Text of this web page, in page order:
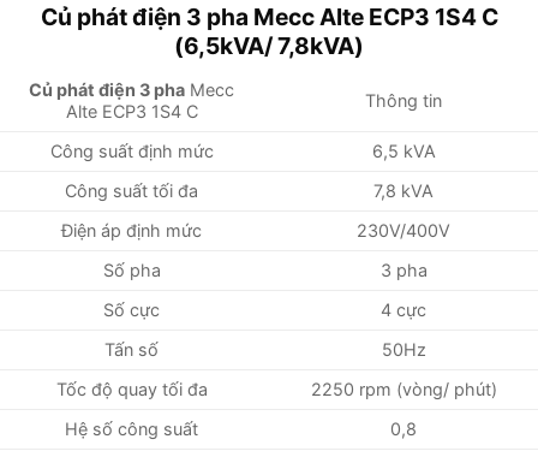
Củ phát điện 3 pha Mecc Alte ECP3 1S4 C
(6,5kVA/ 7,8kVA)
Củ phát điện 3 pha Mecc
Alte ECP3 1S4 C
Thông tin
Công suất định mức
6,5 kVA
Công suất tối đa
7,8 kVA
Điện áp định mức
230V/400V
Số pha
3 pha
Số cực
4 cực
Tấn số
50Hz
Tốc độ quay tối đa
2250 rpm (vòng/ phút)
Hệ số công suất
0,8